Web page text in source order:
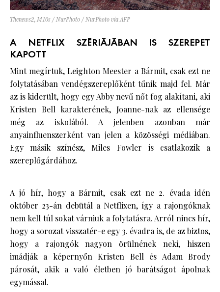
Thenews2, M10s / NurPhoto / NurPhoto via AFP
A NETFLIX SZÉRIÁJÁBAN IS SZEREPET
KAPOTT
Mint megírtuk, Leighton Meester a Bármit, csak ezt ne
folytatásában vendégszereplőként tűnik majd fel. Már
az is kiderült, hogy egy Abby nevű nőt fog alakítani, aki
Kristen Bell karakterének, Joanne-nak az ellensége
még az iskolából. A jelenben azonban már
anyainfluenszerként van jelen a közösségi médiában.
Egy másik színész, Miles Fowler is csatlakozik a
szereplőgárdához.
A jó hír, hogy a Bármit, csak ezt ne 2. évada idén
október 23-án debütál a Netflixen, így a rajongóknak
nem kell túl sokat várniuk a folytatásra. Arról nincs hír,
hogy a sorozat visszatér-e egy 3. évadra is, de az biztos,
hogy a rajongók nagyon örülnének neki, hiszen
imádják a képernyőn Kristen Bell és Adam Brody
párosát, akik a való életben jó barátságot ápolnak
egymással.